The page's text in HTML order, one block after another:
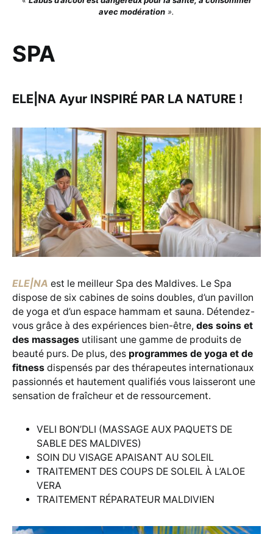
avec modération ».
SPA
ELE|NA Ayur INSPIRÉ PAR LA NATURE !
ELE|NA est le meilleur Spa des Maldives. Le Spa
dispose de six cabines de soins doubles, d’un pavillon
de yoga et d’un espace hammam et sauna. Détendez-
vous grâce à des expériences bien-être, des soins et
des massages utilisant une gamme de produits de
beauté purs. De plus, des programmes de yoga et de
fitness dispensés par des thérapeutes internationaux
passionnés et hautement qualifiés vous laisseront une
sensation de fraîcheur et de ressourcement.
VELI BON’DLI (MASSAGE AUX PAQUETS DE
SABLE DES MALDIVES)
SOIN DU VISAGE APAISANT AU SOLEIL
TRAITEMENT DES COUPS DE SOLEIL À L’ALOE
VERA
TRAITEMENT RÉPARATEUR MALDIVIEN